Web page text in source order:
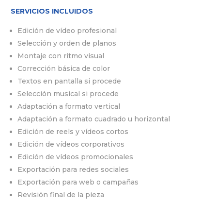
SERVICIOS INCLUIDOS
Edición de vídeo profesional
Selección y orden de planos
Montaje con ritmo visual
Corrección básica de color
Textos en pantalla si procede
Selección musical si procede
Adaptación a formato vertical
Adaptación a formato cuadrado u horizontal
Edición de reels y vídeos cortos
Edición de vídeos corporativos
Edición de vídeos promocionales
Exportación para redes sociales
Exportación para web o campañas
Revisión final de la pieza